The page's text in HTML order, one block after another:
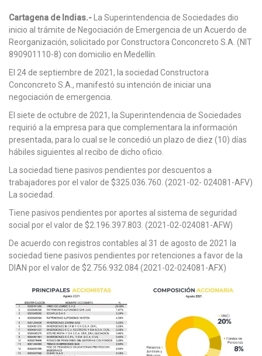
Cartagena de Indias.- La Superintendencia de Sociedades dio
inicio al trámite de Negociación de Emergencia de un Acuerdo de
Reorganización, solicitado por Constructora Conconcreto S.A. (NIT
890901110-8) con domicilio en Medellín.
El 24 de septiembre de 2021, la sociedad Constructora
Conconcreto S.A., manifestó su intención de iniciar una
negociación de emergencia.
El siete de octubre de 2021, la Superintendencia de Sociedades
requirió a la empresa para que complementara la información
presentada, para lo cual se le concedió un plazo de diez (10) días
hábiles siguientes al recibo de dicho oficio.
La sociedad tiene pasivos pendientes por descuentos a
trabajadores por el valor de $325.036.760. (2021-02- 024081-AFV)
La sociedad.
Tiene pasivos pendientes por aportes al sistema de seguridad
social por el valor de $2.196.397.803. (2021-02-024081-AFW)
De acuerdo con registros contables al 31 de agosto de 2021 la
sociedad tiene pasivos pendientes por retenciones a favor de la
DIAN por el valor de $2.756.932.084 (2021-02-024081-AFX)